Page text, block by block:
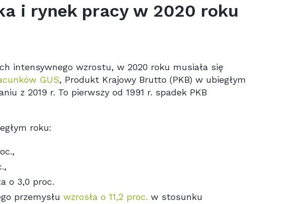
i rynek pracy w 2020 roku
intensywnego wzrostu, w 2020 roku musiała się
GUS, Produkt Krajowy Brutto (PKB) w ubiegłym
z 2019 r. To pierwszy od 1991 r. spadek PKB
roku:
o 3,0 proc.
przemysłu wzrosła o 11,2 proc. w stosunku